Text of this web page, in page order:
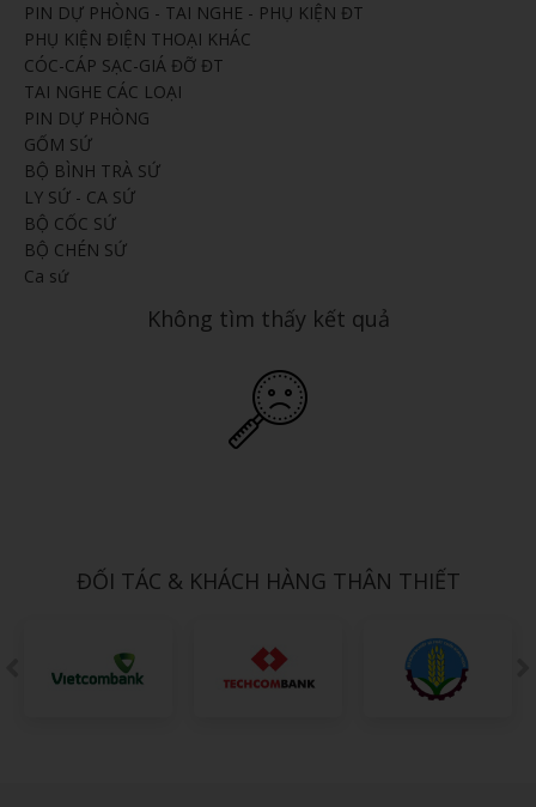
PIN DỰ PHÒNG - TAI NGHE - PHỤ KIỆN ĐT
PHỤ KIỆN ĐIỆN THOẠI KHÁC
CÓC-CÁP SẠC-GIÁ ĐỠ ĐT
TAI NGHE CÁC LOẠI
PIN DỰ PHÒNG
GỐM SỨ
BỘ BÌNH TRÀ SỨ
LY SỨ - CA SỨ
BỘ CỐC SỨ
BỘ CHÉN SỨ
Ca sứ
Không tìm thấy kết quả
ĐỐI TÁC & KHÁCH HÀNG THÂN THIẾT